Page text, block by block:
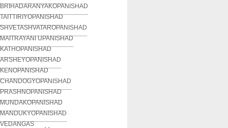
BRIHADARANYAKOPANISHAD
TAITTIRIYOPANISHAD
SHVETASHVATAROPANISHAD
MAITRAYANI UPANISHAD
KATHOPANISHAD
ARSHEYOPANISHAD
KENOPANISHAD
CHANDOGYOPANISHAD
PRASHNOPANISHAD
MUNDAKOPANISHAD
MANDUKYOPANISHAD
VEDANGAS